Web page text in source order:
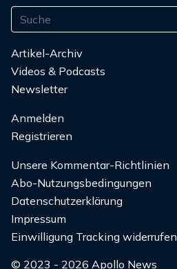
Artikel-Archiv
Videos & Podcasts
Newsletter
Anmelden
Registrieren
Unsere Kommentar-Richtlinien
Abo-Nutzungsbedingungen
Datenschutzerklärung
Impressum
Einwilligung Tracking widerrufen
© 2023 - 2026 Apollo News